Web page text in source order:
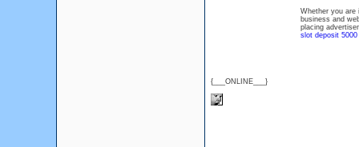
{___ONLINE___}
Whether you are
business and
placing
slot deposit 5000